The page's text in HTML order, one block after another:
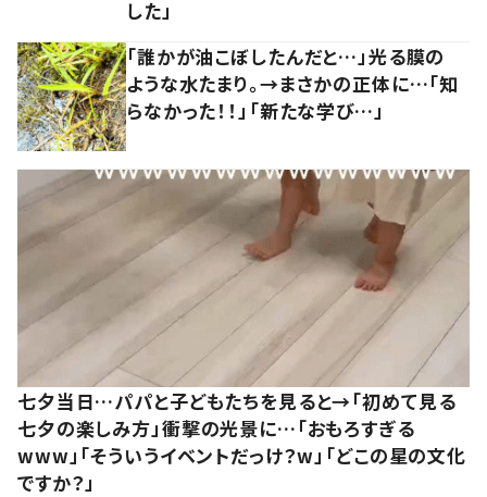
した」
「誰かが油こぼしたんだと…」光る膜の
ような水たまり。→まさかの正体に…「知
らなかった！！」「新たな学び…」
七夕当日…パパと子どもたちを見ると→「初めて見る
七夕の楽しみ方」衝撃の光景に…「おもろすぎる
www」「そういうイベントだっけ？w」「どこの星の文化
ですか？」